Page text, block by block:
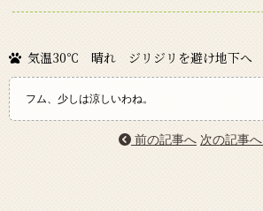
気温30℃ 晴れ ジリジリを避け地下へ
フム、少しは涼しいわね。
前の記事へ 次の記事へ